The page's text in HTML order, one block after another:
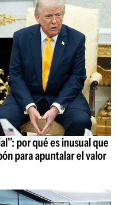
por qué es inusual que
para apuntalar el valor